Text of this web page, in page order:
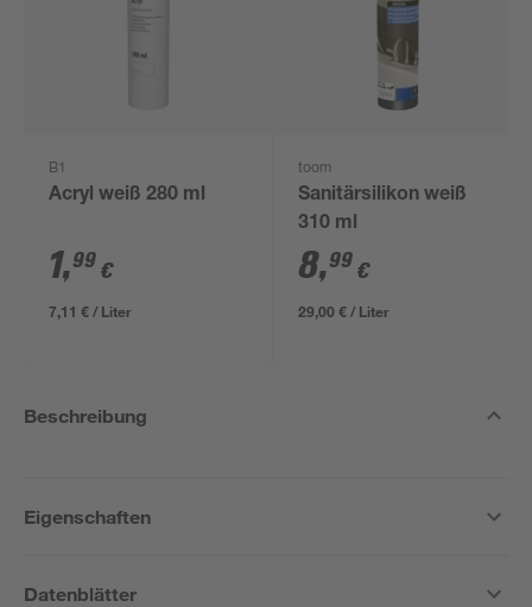
B1
Acryl weiß 280 ml
1,99 €
7,11 € / Liter
toom
Sanitärsilikon weiß
310 ml
8,99 €
29,00 € / Liter
Beschreibung
Eigenschaften
Datenblätter